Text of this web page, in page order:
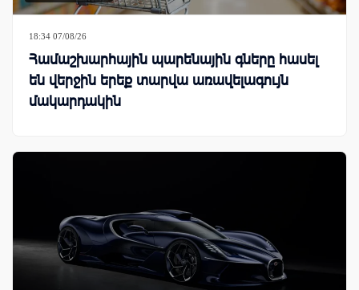
18:34 07/08/26
Համաշխարհային պարենային գները հասել
են վերջին երեք տարվա առավելագույն
մակարդակին